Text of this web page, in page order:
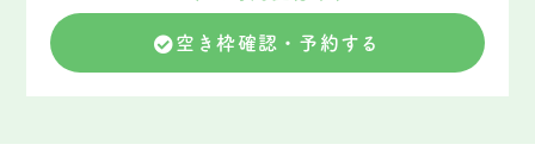
空き枠確認・予約する